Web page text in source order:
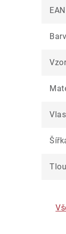
EAN
Vzor